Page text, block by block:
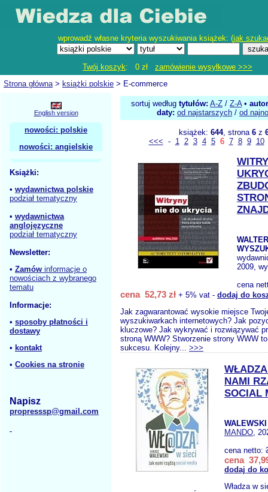
wprowadź własne kryteria wyszukiwania książek: (jak
Twój koszyk: 0 zł zamówienie wysyłkowe >>>
Strona główna> książki polskie > E-commerce
English version
nowości: polskie
nowości: angielskie
Książki:
• wydawnictwa polskie
podział tematyczny
• wydawnictwa
anglojęzyczne
podział tematyczny
Newsletter:
• Zamów informacje o
nowościach z wybranego
tematu
Informacje:
• sposoby płatności i
dostawy
• kontakt
• Cookies na stronie
Napisz
propresssp@gmail.com
sortuj według tytułów: A-Z / Z-A•
daty: od najstarszych / od
książek: 644, strona 6z
<<< - 1 2 3 4 5 6 7 8 9 10
2009,
cena
cena 52,73 zł + 5% vat - dodaj do
Jak zagwarantować wysokie miejsce
wyszukiwarkach internetowych? Jak
kluczowe? Jak wykrywać i rozwiązywać
stroną WWW? Stworzenie strony WWW
sukcesu. Kolejny... >>>
NAMI
SOCIAL
MANDO,
cena netto:
cena
dodaj do
Władza w